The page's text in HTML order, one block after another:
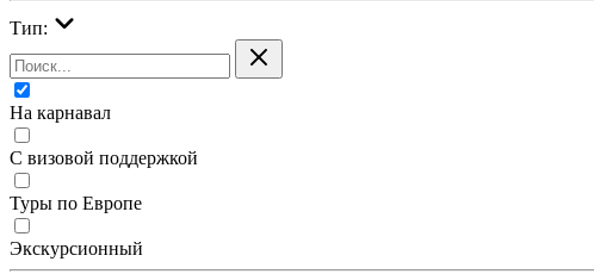
Тип:
На карнавал
С визовой поддержкой
Туры по Европе
Экскурсионный